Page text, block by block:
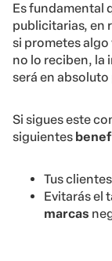
Es fundamental
publicitarias, en
si prometes algo
no lo reciben, la
será en
Si sigues este
siguientes
Tus
Evitarás el
marcas